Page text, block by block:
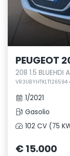
PEUGEOT
208 1.5 BLUEHDI
1/2021
Gasolio
102 CV (75
€ 15.000